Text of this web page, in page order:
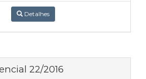
Detalhes
22/2016